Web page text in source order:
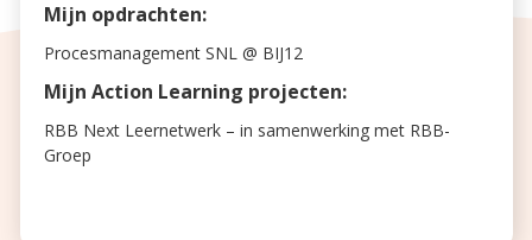
Mijn opdrachten:
Procesmanagement SNL @ BIJ12
Mijn Action Learning projecten:
RBB Next Leernetwerk – in samenwerking met RBB-
Groep